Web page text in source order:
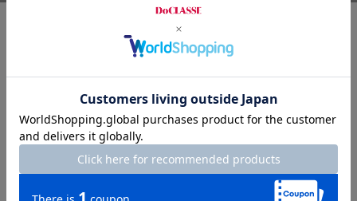
LINEお友達登録で500円OFF！
アプリダウンロードで500円OFF！